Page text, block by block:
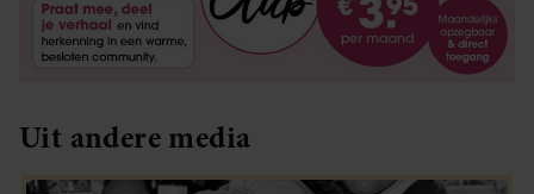
Uit andere media